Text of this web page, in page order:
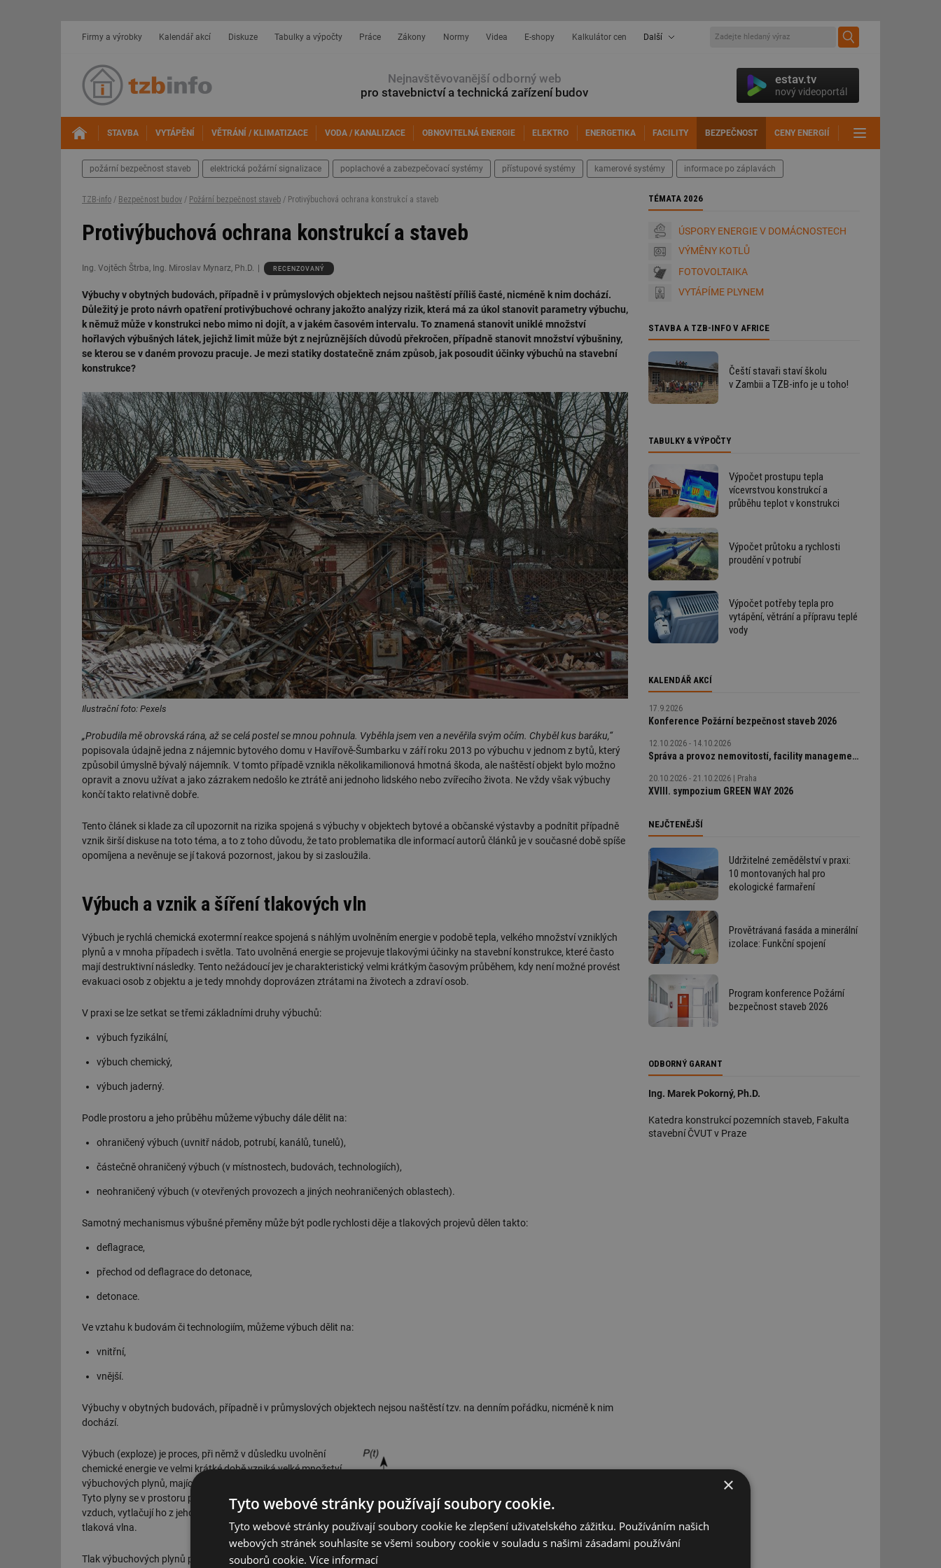
Firmy a výrobky Kalendář akcí Diskuze Tabulky a výpočty Práce Zákony Normy Videa E-shopy Kalkulátor cen Další
Nejnavštěvovanější odborný web
pro stavebnictví a technická zařízení budov
estav.tv
nový videoportál
STAVBA VYTÁPĚNÍ VĚTRÁNÍ / KLIMATIZACE VODA / KANALIZACE OBNOVITELNÁ ENERGIE ELEKTRO ENERGETIKA FACILITY BEZPEČNOST CENY ENERGIÍ
požární bezpečnost staveb elektrická požární signalizace poplachové a zabezpečovací systémy přístupové systémy kamerové systémy informace po záplavách
TZB-info / Bezpečnost budov / Požární bezpečnost staveb / Protivýbuchová ochrana konstrukcí a staveb
Protivýbuchová ochrana konstrukcí a staveb
Ing. Vojtěch Štrba, Ing. Miroslav Mynarz, Ph.D. RECENZOVANÝ
Výbuchy v obytných budovách, případně i v průmyslových objektech nejsou naštěstí příliš časté, nicméně k nim dochází.
Důležitý je proto návrh opatření protivýbuchové ochrany jakožto analýzy rizik, která má za úkol stanovit parametry výbuchu,
k němuž může v konstrukci nebo mimo ni dojít, a v jakém časovém intervalu. To znamená stanovit uniklé množství
hořlavých výbušných látek, jejichž limit může být z nejrůznějších důvodů překročen, případně stanovit množství výbušniny,
se kterou se v daném provozu pracuje. Je mezi statiky dostatečně znám způsob, jak posoudit účinky výbuchů na stavební
konstrukce?
Ilustrační foto: Pexels
„Probudila mě obrovská rána, až se celá postel se mnou pohnula. Vyběhla jsem ven a nevěřila svým očím. Chyběl kus baráku,“
popisovala údajně jedna z nájemnic bytového domu v Havířově-Šumbarku v září roku 2013 po výbuchu v jednom z bytů, který
způsobil úmyslně bývalý nájemník. V tomto případě vznikla několikamilionová hmotná škoda, ale naštěstí objekt bylo možno
opravit a znovu užívat a jako zázrakem nedošlo ke ztrátě ani jednoho lidského nebo zvířecího života. Ne vždy však výbuchy
končí takto relativně dobře.
Tento článek si klade za cíl upozornit na rizika spojená s výbuchy v objektech bytové a občanské výstavby a podnítit případně
vznik širší diskuse na toto téma, a to z toho důvodu, že tato problematika dle informací autorů článků je v současné době spíše
opomíjena a nevěnuje se jí taková pozornost, jakou by si zasloužila.
Výbuch a vznik a šíření tlakových vln
Výbuch je rychlá chemická exotermní reakce spojená s náhlým uvolněním energie v podobě tepla, velkého množství vzniklých
plynů a v mnoha případech i světla. Tato uvolněná energie se projevuje tlakovými účinky na stavební konstrukce, které často
mají destruktivní následky. Tento nežádoucí jev je charakteristický velmi krátkým časovým průběhem, kdy není možné provést
evakuaci osob z objektu a je tedy mnohdy doprovázen ztrátami na životech a zdraví osob.
V praxi se lze setkat se třemi základními druhy výbuchů:
výbuch fyzikální,
výbuch chemický,
výbuch jaderný.
Podle prostoru a jeho průběhu můžeme výbuchy dále dělit na:
ohraničený výbuch (uvnitř nádob, potrubí, kanálů, tunelů),
částečně ohraničený výbuch (v místnostech, budovách, technologiích),
neohraničený výbuch (v otevřených provozech a jiných neohraničených oblastech).
Samotný mechanismus výbušné přeměny může být podle rychlosti děje a tlakových projevů dělen takto:
deflagrace,
přechod od deflagrace do detonace,
detonace.
Ve vztahu k budovám či technologiím, můžeme výbuch dělit na:
vnitřní,
vnější.
Výbuchy v obytných budovách, případně i v průmyslových objektech nejsou naštěstí tzv. na denním pořádku, nicméně k nim
dochází.
Výbuch (exploze) je proces, při němž v důsledku uvolnění
chemické energie ve velmi krátké době vzniká velké množství
výbuchových plynů, majících vysokou teplotu a vysoký tlak.
Tyto plyny se v prostoru prudce rozpínají a působí na okolní
vzduch, vytlačují ho z jeho původního místa. Tím vzniká
tlaková vlna.
Tlak výbuchových plynů postupně v čase klesá, až se jeho
TÉMATA 2026
ÚSPORY ENERGIE V DOMÁCNOSTECH
VÝMĚNY KOTLŮ
FOTOVOLTAIKA
VYTÁPÍME PLYNEM
STAVBA A TZB-INFO V AFRICE
Čeští stavaři staví školu
v Zambii a TZB-info je u toho!
TABULKY & VÝPOČTY
Výpočet prostupu tepla
vícevrstvou konstrukcí a
průběhu teplot v konstrukci
Výpočet průtoku a rychlosti
proudění v potrubí
Výpočet potřeby tepla pro
vytápění, větrání a přípravu teplé
vody
KALENDÁŘ AKCÍ
17.9.2026
Konference Požární bezpečnost staveb 2026
12.10.2026 - 14.10.2026
Správa a provoz nemovitostí, facility management v praxi
20.10.2026 - 21.10.2026 Praha
XVIII. sympozium GREEN WAY 2026
NEJČTENĚJŠÍ
Udržitelné zemědělství v praxi:
10 montovaných hal pro
ekologické farmaření
Provětrávaná fasáda a minerální
izolace: Funkční spojení
Program konference Požární
bezpečnost staveb 2026
ODBORNÝ GARANT
Ing. Marek Pokorný, Ph.D.
Katedra konstrukcí pozemních staveb, Fakulta
stavební ČVUT v Praze
×
Tyto webové stránky používají soubory cookie.
Tyto webové stránky používají soubory cookie ke zlepšení uživatelského zážitku. Používáním našich
webových stránek souhlasíte se všemi soubory cookie v souladu s našimi zásadami používání
souborů cookie. Více informací